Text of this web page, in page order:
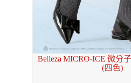
Belleza MICRO-ICE 微分
(四色)